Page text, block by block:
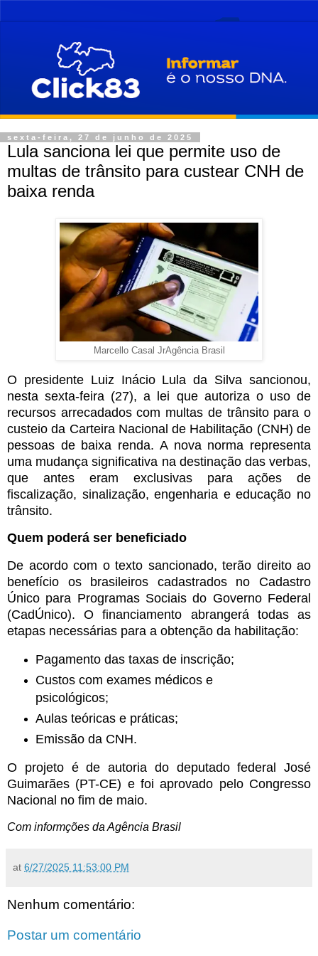
sexta-feira, 27 de junho de 2025
Lula sanciona lei que permite uso de
multas de trânsito para custear CNH de
baixa renda
Marcello Casal JrAgência Brasil
O presidente Luiz Inácio Lula da Silva sancionou,
nesta sexta-feira (27), a lei que autoriza o uso de
recursos arrecadados com multas de trânsito para o
custeio da Carteira Nacional de Habilitação (CNH) de
pessoas de baixa renda. A nova norma representa
uma mudança significativa na destinação das verbas,
que antes eram exclusivas para ações de
fiscalização, sinalização, engenharia e educação no
trânsito.
Quem poderá ser beneficiado
De acordo com o texto sancionado, terão direito ao
benefício os brasileiros cadastrados no Cadastro
Único para Programas Sociais do Governo Federal
(CadÚnico). O financiamento abrangerá todas as
etapas necessárias para a obtenção da habilitação:
Pagamento das taxas de inscrição;
Custos com exames médicos e
psicológicos;
Aulas teóricas e práticas;
Emissão da CNH.
O projeto é de autoria do deputado federal José
Guimarães (PT-CE) e foi aprovado pelo Congresso
Nacional no fim de maio.
Com informções da Agência Brasil
at 6/27/2025 11:53:00 PM
Nenhum comentário:
Postar um comentário